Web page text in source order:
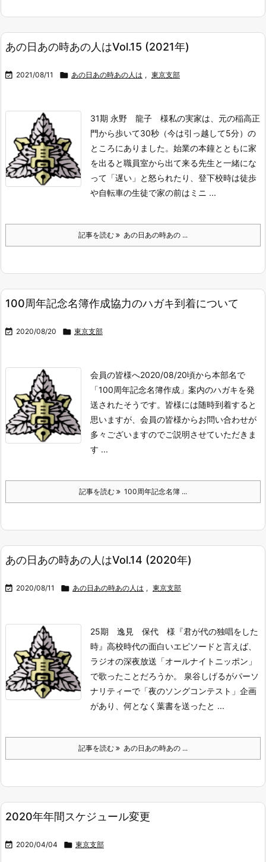
あの日あの時あの人はVol.15 (2021年)
 2021/08/11  あの日あの時あの人は , 東京支部
31期 永野 龍子 様私の実家は、元の稲高正
門から歩いて30秒（今は引っ越して5分）の
ところにありました。始業の本鐘とともに家
を出ると職員室から出て来る先生と一緒にな
って「遅い」と怒られたり、登下校時は徒歩
や自転車の生徒で家の前はミニ ...
記事を読む あの日あの時あの ...
100周年記念名簿作成協力のハガキ到着について
 2020/08/20  東京支部
会員の皆様へ2020/08/20頃から本部名で
「100周年記念名簿作成」案内のハガキを発
送されたそうです。 皆様には随時到着すると
思いますが、会員の皆様からお問い合わせが
多々ございますのでご説明させていただきま
す ...
記事を読む 100周年記念名簿 ...
あの日あの時あの人はVol.14 (2020年)
 2020/08/11  あの日あの時あの人は , 東京支部
25期 逸見 保代 様『君が代の独唱をした
時』 高校時代の面白いエピソードと言えば、
ラジオの深夜放送「オールナイトニッポン」
で歌ったことだろうか。 泉谷しげるがパーソ
ナリティーで「夜のソングコンテスト」企画
があり、何となく葉書を送ったと ...
記事を読む あの日あの時あの ...
2020年年間スケジュール変更
 2020/04/04  東京支部